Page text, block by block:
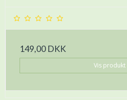
149,00 DKK
Vis produkt